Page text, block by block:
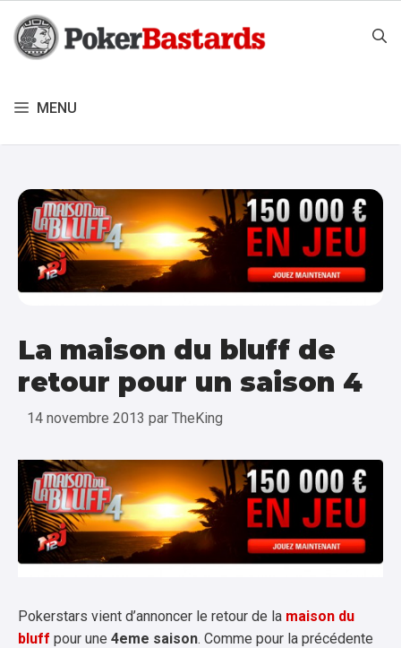
contenu
MENU
La maison du bluff de
retour pour un saison 4
14 novembre 2013 par TheKing
Pokerstars vient d’annoncer le retour de la maison du
bluff pour une 4eme saison. Comme pour la précédente